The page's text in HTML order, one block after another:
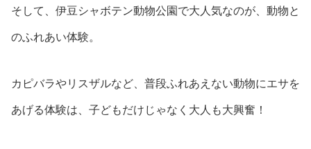
そして、伊豆シャボテン動物公園で大人気なのが、動物と
のふれあい体験。
カピバラやリスザルなど、普段ふれあえない動物にエサを
あげる体験は、子どもだけじゃなく大人も大興奮！